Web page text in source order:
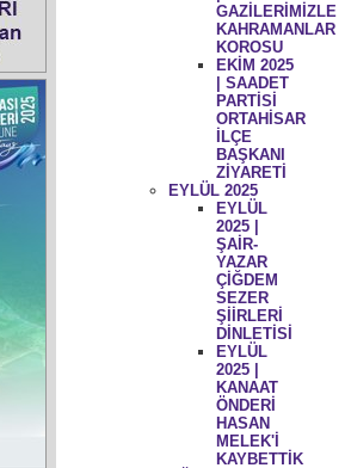
GAZİLERİMİZLE
KAHRAMANLAR
KOROSU
EKİM 2025
| SAADET
PARTİSİ
ORTAHİSAR
İLÇE
BAŞKANI
ZİYARETİ
EYLÜL 2025
EYLÜL
2025 |
ŞAİR-
YAZAR
ÇİĞDEM
SEZER
ŞİİRLERİ
DİNLETİSİ
EYLÜL
2025 |
KANAAT
ÖNDERİ
HASAN
MELEK'İ
KAYBETTİK